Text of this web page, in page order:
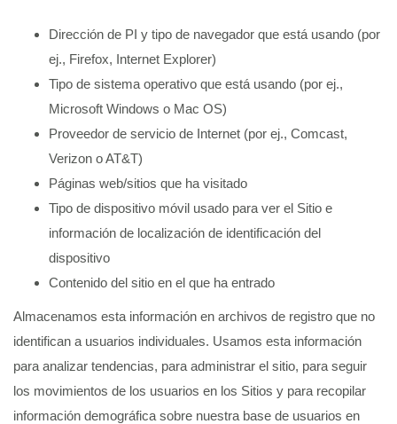
Dirección de PI y tipo de navegador que está usando (por
ej., Firefox, Internet Explorer)
Tipo de sistema operativo que está usando (por ej.,
Microsoft Windows o Mac OS)
Proveedor de servicio de Internet (por ej., Comcast,
Verizon o AT&T)
Páginas web/sitios que ha visitado
Tipo de dispositivo móvil usado para ver el Sitio e
información de localización de identificación del
dispositivo
Contenido del sitio en el que ha entrado
Almacenamos esta información en archivos de registro que no
identifican a usuarios individuales. Usamos esta información
para analizar tendencias, para administrar el sitio, para seguir
los movimientos de los usuarios en los Sitios y para recopilar
información demográfica sobre nuestra base de usuarios en